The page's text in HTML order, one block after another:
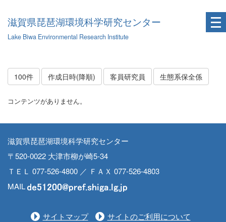
滋賀県琵琶湖環境科学研究センター
Lake Biwa Environmental Research Institute
100件 作成日時(降順) 客員研究員 生態系保全係
コンテンツがありません。
滋賀県琵琶湖環境科学研究センター
〒520-0022 大津市柳が崎5-34
ＴＥＬ 077-526-4800 ／ ＦＡＸ 077-526-4803
MAIL
サイトマップ サイトのご利用について